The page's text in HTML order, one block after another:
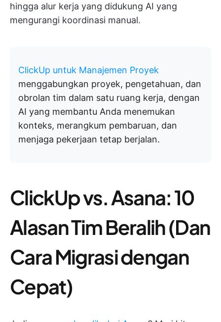
hingga alur kerja yang didukung AI yang
mengurangi koordinasi manual.
ClickUp untuk Manajemen Proyek
menggabungkan proyek, pengetahuan, dan
obrolan tim dalam satu ruang kerja, dengan
AI yang membantu Anda menemukan
konteks, merangkum pembaruan, dan
menjaga pekerjaan tetap berjalan.
ClickUp vs. Asana: 10
Alasan Tim Beralih (Dan
Cara Migrasi dengan
Cepat)